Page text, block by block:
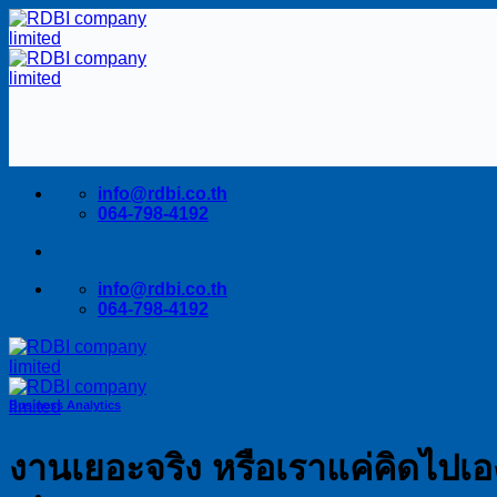
Skip
to
content
info@rdbi.co.th
064-798-4192
info@rdbi.co.th
064-798-4192
Business Analytics
งานเยอะจริง หรือเราแค่คิดไปเ